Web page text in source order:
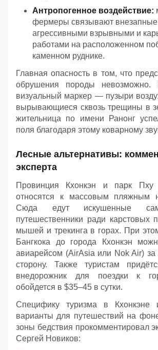
Антропогенное воздействие:
фермеры связывают
агрессивными взрывными и
работами на расположенном
каменном руднике.
Главная опасность в том, что
обрушения породы невозможно.
визуальный маркер — пузыри
вырывающиеся сквозь трещины в
жительница по имени Ранонг
поля благодаря этому коварному
Лесные альтернативы:
эксперта
Провинция Кхонкэн и парк
относятся к массовым пляжным
Сюда едут искушенные
путешественники ради карстовых
мышей и трекинга в горах. При
Бангкока до города Кхонкэн
авиарейсом (AirAsia или Nok Air)
сторону. Также туристам
внедорожник для поездки к
обойдется в $35–45 в сутки.
Специфику туризма в Кхонкэне
варианты для путешествий на
зоны бедствия прокомментировал
Сергей Новиков: